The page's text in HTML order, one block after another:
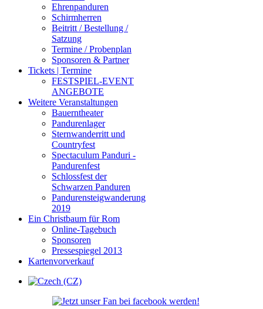
Ehrenpanduren
Schirmherren
Beitritt / Bestellung /
Satzung
Termine / Probenplan
Sponsoren & Partner
Tickets | Termine
FESTSPIEL-EVENT
ANGEBOTE
Weitere Veranstaltungen
Bauerntheater
Pandurenlager
Sternwanderritt und
Countryfest
Spectaculum Panduri -
Pandurenfest
Schlossfest der
Schwarzen Panduren
Pandurensteigwanderung
2019
Ein Christbaum für Rom
Online-Tagebuch
Sponsoren
Pressespiegel 2013
Kartenvorverkauf